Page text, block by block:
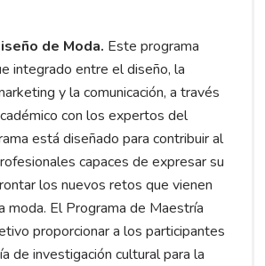
de Moda. Este programa
integrado entre el diseño, la
y la comunicación, a través
con los expertos del
está diseñado para contribuir al
capaces de expresar su
los nuevos retos que vienen
moda. El Programa de Maestría
proporcionar a los participantes
de investigación cultural para la